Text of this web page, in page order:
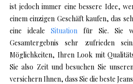
ist jedoch immer eine bessere Idee,
einem einzigen Geschäft kaufen, das
eine ideale Situation für Sie. Sie
Gesamtergebnis sehr zufrieden
Möglichkeiten, Ihren Look mit
Sie also Zeit und besuchen Sie
versichern Ihnen, dass Sie die beste